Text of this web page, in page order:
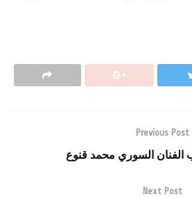
Previous Post
الفنان السوري محمد قنوع
Next Post